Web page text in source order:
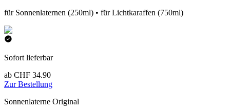
für Sonnenlaternen (250ml) • für Lichtkaraffen (750ml)
Sofort lieferbar
ab CHF 34.90
Zur Bestellung
Sonnenlaterne Original